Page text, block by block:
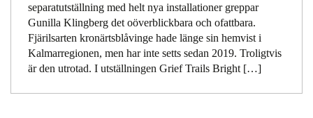
separatutställning med helt nya installationer greppar
Gunilla Klingberg det oöverblickbara och ofattbara.
Fjärilsarten kronärtsblåvinge hade länge sin hemvist i
Kalmarregionen, men har inte setts sedan 2019. Troligtvis
är den utrotad. I utställningen Grief Trails Bright […]